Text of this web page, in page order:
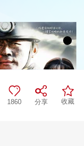
收藏
分享
1860